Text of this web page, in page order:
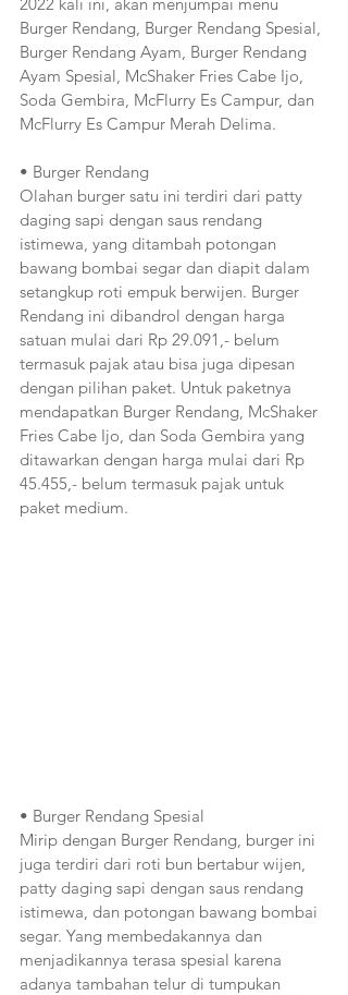
Burger Rendang, Burger Rendang Spesial,
Burger Rendang Ayam, Burger Rendang
Ayam Spesial, McShaker Fries Cabe Ijo,
Soda Gembira, McFlurry Es Campur, dan
McFlurry Es Campur Merah Delima.
• Burger Rendang
Olahan burger satu ini terdiri dari patty
daging sapi dengan saus rendang
istimewa, yang ditambah potongan
bawang bombai segar dan diapit dalam
setangkup roti empuk berwijen. Burger
Rendang ini dibandrol dengan harga
satuan mulai dari Rp 29.091,- belum
termasuk pajak atau bisa juga dipesan
dengan pilihan paket. Untuk paketnya
mendapatkan Burger Rendang, McShaker
Fries Cabe Ijo, dan Soda Gembira yang
ditawarkan dengan harga mulai dari Rp
45.455,- belum termasuk pajak untuk
paket medium.
• Burger Rendang Spesial
Mirip dengan Burger Rendang, burger ini
juga terdiri dari roti bun bertabur wijen,
patty daging sapi dengan saus rendang
istimewa, dan potongan bawang bombai
segar. Yang membedakannya dan
menjadikannya terasa spesial karena
adanya tambahan telur di tumpukan